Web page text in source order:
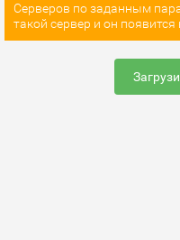
Серверов по заданным
такой сервер и он появится